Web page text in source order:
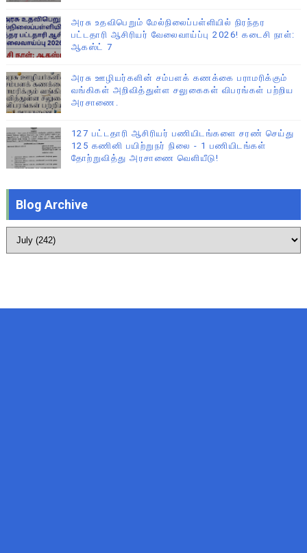
அரசு உதவிபெறும் மேல்நிலைப்பள்ளியில் நிரந்தர
பட்டதாரி ஆசிரியர் வேலைவாய்ப்பு 2026! கடைசி நாள்:
ஆகஸ்ட் 7
அரசு ஊழியர்களின் சம்பளக் கணக்கை பராமரிக்கும்
வங்கிகள் அறிவித்துள்ள சலுகைகள் விபரங்கள் பற்றிய
அரசாணை.
127 பட்டதாரி ஆசிரியர் பணியிடங்களை சரண் செய்து
125 கணினி பயிற்றுநர் நிலை - 1 பணியிடங்கள்
தோற்றுவித்து அரசாணை வெளியீடு!
Blog Archive